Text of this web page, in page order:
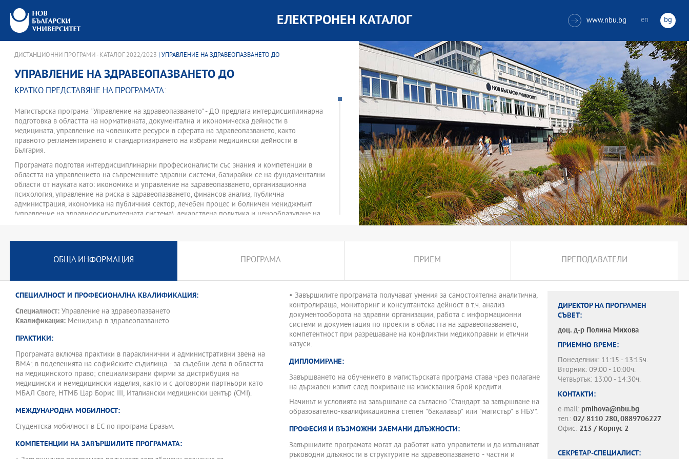
ЕЛЕКТРОНЕН КАТАЛОГ  www.nbu.bg en bg
ДИСТАНЦИОННИ ПРОГРАМИ - КАТАЛОГ 2022/2023 | УПРАВЛЕНИЕ НА ЗДРАВЕОПАЗВАНЕТО ДО
УПРАВЛЕНИЕ НА ЗДРАВЕОПАЗВАНЕТО ДО
КРАТКО ПРЕДСТАВЯНЕ НА ПРОГРАМАТА:
Mагистърска програма "Управление на здравеопазването" - ДО предлага интердисциплинарна
подготовка в областта на нормативната, документална и икономическа дейности в
медицината, управление на човешките ресурси в сферата на здравеопазването, както
правното регламентирането и стандартизирането на избрани медицински дейности в
България.
Програмата подготвя интердисциплинарни професионалисти със знания и компетенции в
областта на управлението на съвременните здравни системи, базирайки се на фундаментални
области от науката като: икономика и управление на здравеопазването, организационна
психология, управление на риска в здравеопазването, финансов анализ, публична
администрация, икономика на публичния сектор, лечебен процес и болничен мениджмънт
(управление на здравноосигурителната система), лекарствена политика и ценообразуване на
както и управление на информационните потоци в здравния сектор посредством
ОБЩА ИНФОРМАЦИЯ ПРОГРАМА ПРИЕМ ПРЕПОДАВАТЕЛИ
СПЕЦИАЛНОСТ И ПРОФЕСИОНАЛНА КВАЛИФИКАЦИЯ:
Специалност: Управление на здравеопазването
Квалификация: Мениджър в здравеопазването
ПРАКТИКИ:
Програмата включва практики в параклинични и административни звена на
ВМА; в поделенията на софийските съдилища - за съдебни дела в областта
на медицинското право; специализирани фирми за дистрибуция на
медицински и немедицински изделия, както и с договорни партньори като
МБАЛ Своге, НТМБ Цар Борис III, Италиански медицински център (CMI).
МЕЖДУНАРОДНА МОБИЛНОСТ:
Студентска мобилност в ЕС по програма Еразъм.
КОМПЕТЕНЦИИ НА ЗАВЪРШИЛИТЕ ПРОГРАМАТА:
• Завършилите програмата получават умения за самостоятелна аналитична,
контролираща, мониторинг и консултантска дейност в т.ч. анализ
документооборота на здравни организации, работа с информационни
системи и документация по проекти в областта на здравеопазването,
компетентност при разрешаване на конфликтни медикоправни и етични
казуси.
ДИПЛОМИРАНЕ:
Завършването на обучението в магистърската програма става чрез полагане
на държавен изпит след покриване на изисквания брой кредити.
Начинът и условията на завършване са съгласно "Стандарт за завършване на
образователно-квалификационна степен "бакалавър" или "магистър" в НБУ".
ПРОФЕСИЯ И ВЪЗМОЖНИ ЗАЕМАНИ ДЛЪЖНОСТИ:
Завършилите програмата могат да работят като управители и да изпълняват
ръководни длъжности в структурите на здравеопазването - частни и
ДИРЕКТОР НА ПРОГРАМЕН
СЪВЕТ:
доц. д-р Полина Михова
ПРИЕМНО ВРЕМЕ:
Понеделник: 11:15 - 13:15ч.
Вторник: 09:00 - 10:00ч.
Четвъртък: 13:00 - 14:30ч.
КОНТАКТИ:
e-mail: pmihova@nbu.bg
тел.: 02/ 8110 280, 0889706227
Офис: 213 / Корпус 2
СЕКРЕТАР-СПЕЦИАЛИСТ: